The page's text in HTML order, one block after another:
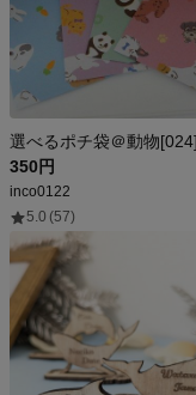
選べるポチ袋＠動物[024]
350円
inco0122
5.0 (57)